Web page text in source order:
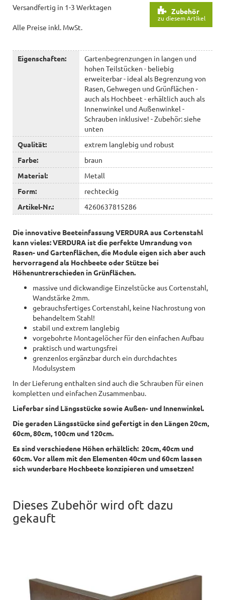
Zubehör
zu diesem Artikel
Versandfertig in 1-3 Werktagen
Alle Preise inkl. MwSt.
Eigenschaften:
Gartenbegrenzungen in langen und
hohen Teilstücken - beliebig
erweiterbar - ideal als Begrenzung von
Rasen, Gehwegen und Grünflächen -
auch als Hochbeet - erhältlich auch als
Innenwinkel und Außenwinkel -
Schrauben inklusive! - Zubehör: siehe
unten
Qualität:
extrem langlebig und robust
Farbe:
braun
Material:
Metall
Form:
rechteckig
Artikel-Nr.:
4260637815286
Die innovative BeeteinfassungVERDURA aus Cortenstahl
kann vieles: VERDURA ist die perfekte Umrandung von
Rasen- und Gartenflächen, die Module eigen sich aber auch
hervorragend als Hochbeete oder Stütze bei
Höhenuntrerschieden in Grünflächen.
massive und dickwandige Einzelstücke aus Cortenstahl,
Wandstärke 2mm.
gebrauchsfertiges Cortenstahl, keine Nachrostung von
behandeltem Stahl!
stabil und extrem langlebig
vorgebohrte Montagelöcher für den einfachen Aufbau
praktisch und wartungsfrei
grenzenlos ergänzbar durch ein durchdachtes
Modulsystem
In der Lieferung enthalten sind auch die Schrauben für einen
kompletten und einfachen Zusammenbau.
Lieferbar sind Längsstücke sowie Außen- und Innenwinkel.
Die geraden Längsstücke sind gefertigt in den Längen 20cm,
60cm, 80cm, 100cm und 120cm.
Es sind verschiedene Höhen erhältlich: 20cm, 40cm und
60cm. Vor allem mit den Elementen 40cm und 60cm lassen
sichwunderbare Hochbeete konzipieren und umsetzen!
Dieses Zubehör wird oft dazu
gekauft